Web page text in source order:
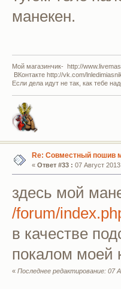
манекен.
Мой магазинчик- http://
ВКонтакте http://vk.com/
Если дела идут не так, как тебе
Re: Совместный пошив
« Ответ #33 : 07 Август
здесь мой
/forum/
в качестве
покалом моей
«Последнее редактирование: 07